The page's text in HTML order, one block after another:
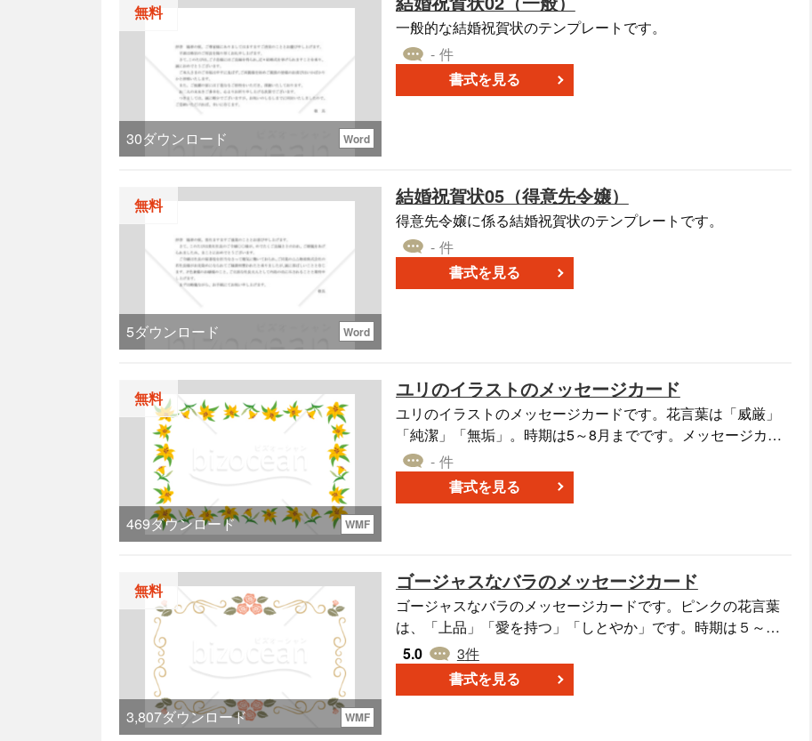
無料
30ダウンロード Word
一般的な結婚祝賀状のテンプレートです。
- 件
書式を見る
無料
5ダウンロード Word
結婚祝賀状05（得意先令嬢）
得意先令嬢に係る結婚祝賀状のテンプレートです。
- 件
書式を見る
無料
469ダウンロード WMF
ユリのイラストのメッセージカード
ユリのイラストのメッセージカードです。花言葉は「威厳」
「純潔」「無垢」。時期は5～8月までです。メッセージカー
ドは、はがきサイズでプリントアウトしてご利用ください。
はがきサイズからA4、A3サイズにも拡大して利用できます。
パワーポイント・エクセル・ワードなどにそのまま貼り付け
- 件
書式を見る
無料
3,807ダウンロード WMF
ゴージャスなバラのメッセージカード
ゴージャスなバラのメッセージカードです。ピンクの花言葉
は、「上品」「愛を持つ」「しとやか」です。時期は５～６
月までです。メッセージカードは、はがきサイズでプリント
アウトしてご利用ください。はがきサイズからA4、A3サイズ
にも拡大して利用できます。パワーポイント・エクセル・ワ
5.0 3件
書式を見る